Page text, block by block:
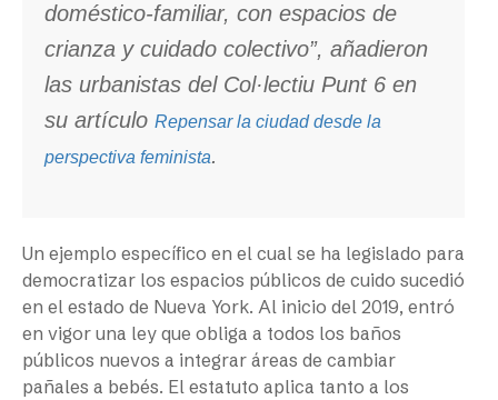
doméstico-familiar, con espacios de
crianza y cuidado colectivo”, añadieron
las urbanistas del Col·lectiu Punt 6 en
su artículo Repensar la ciudad desde la
perspectiva feminista.
Un ejemplo específico en el cual se ha legislado para
democratizar los espacios públicos de cuido sucedió
en el estado de Nueva York. Al inicio del 2019, entró
en vigor una ley que obliga a todos los baños
públicos nuevos a integrar áreas de cambiar
pañales a bebés. El estatuto aplica tanto a los